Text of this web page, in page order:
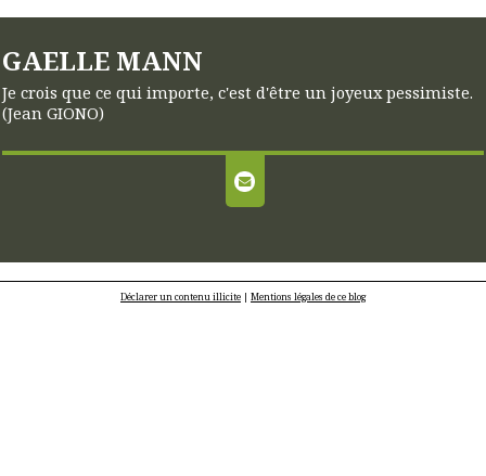
GAELLE MANN
Je crois que ce qui importe, c'est d'être un joyeux pessimiste.
(Jean GIONO)
Déclarer un contenu illicite | Mentions légales de ce blog